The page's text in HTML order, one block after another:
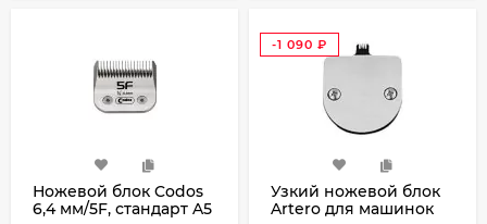
Ножевой блок Codos
6,4 мм/5F, стандарт A5
-1 090 ₽
Узкий ножевой блок
Artero для машинок